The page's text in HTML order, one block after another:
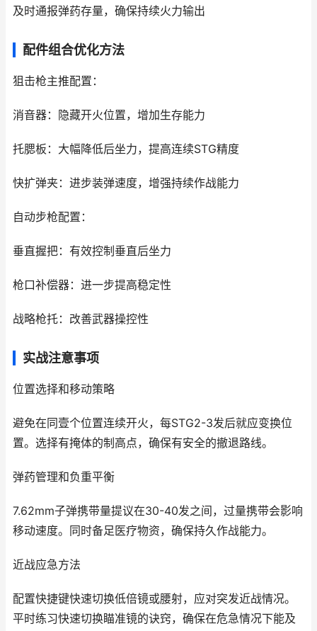
及时通报弹药存量，确保持续火力输出
配件组合优化方法
狙击枪主推配置：
消音器：隐藏开火位置，增加生存能力
托腮板：大幅降低后坐力，提高连续STG精度
快扩弹夹：进步装弹速度，增强持续作战能力
自动步枪配置：
垂直握把：有效控制垂直后坐力
枪口补偿器：进一步提高稳定性
战略枪托：改善武器操控性
实战注意事项
位置选择和移动策略
避免在同壹个位置连续开火，每STG2-3发后就应变换位
置。选择有掩体的制高点，确保有安全的撤退路线。
弹药管理和负重平衡
7.62mm子弹携带量提议在30-40发之间，过量携带会影响
移动速度。同时备足医疗物资，确保持久作战能力。
近战应急方法
配置快捷键快速切换低倍镜或腰射，应对突发近战情况。
平时练习快速切换瞄准镜的诀窍，确保在危急情况下能及